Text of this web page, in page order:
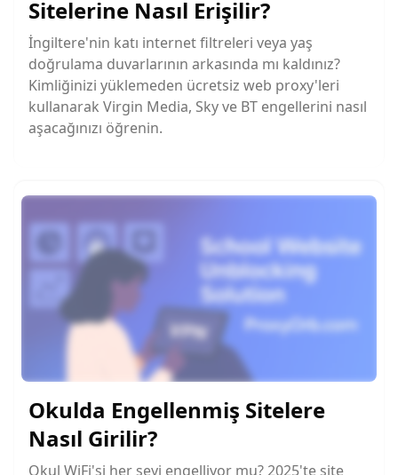
Sitelerine Nasıl Erişilir?
İngiltere'nin katı internet filtreleri veya yaş
doğrulama duvarlarının arkasında mı kaldınız?
Kimliğinizi yüklemeden ücretsiz web proxy'leri
kullanarak Virgin Media, Sky ve BT engellerini nasıl
aşacağınızı öğrenin.
Okulda Engellenmiş Sitelere
Nasıl Girilir?
Okul WiFi'si her şeyi engelliyor mu? 2025'te site